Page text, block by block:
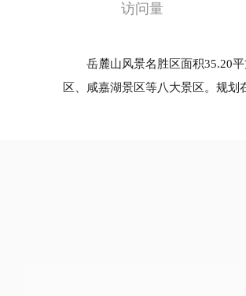
访问量
岳麓山风景名胜区面积35.20
区、咸嘉湖景区等八大景区。规